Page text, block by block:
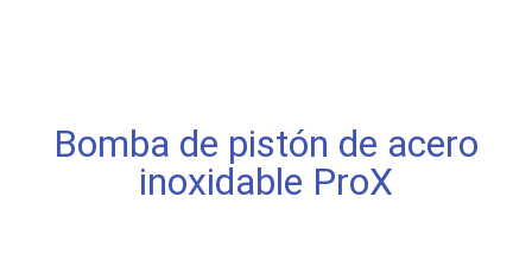
Bomba de pistón de acero
inoxidable ProX